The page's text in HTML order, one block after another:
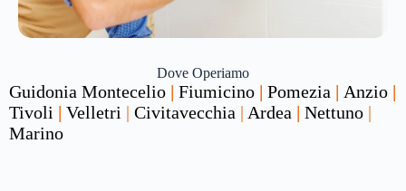
Dove Operiamo
Guidonia Montecelio | Fiumicino | Pomezia | Anzio |
Tivoli | Velletri | Civitavecchia | Ardea | Nettuno |
Marino